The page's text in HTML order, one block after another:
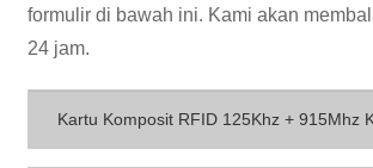
formulir di bawah ini. Kami akan
24 jam.